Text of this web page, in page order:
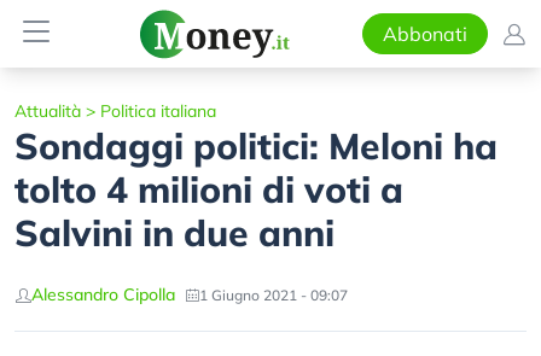
Abbonati
Attualità > Politica italiana
Sondaggi politici: Meloni ha
tolto 4 milioni di voti a
Salvini in due anni
Alessandro Cipolla 1 Giugno 2021 - 09:07